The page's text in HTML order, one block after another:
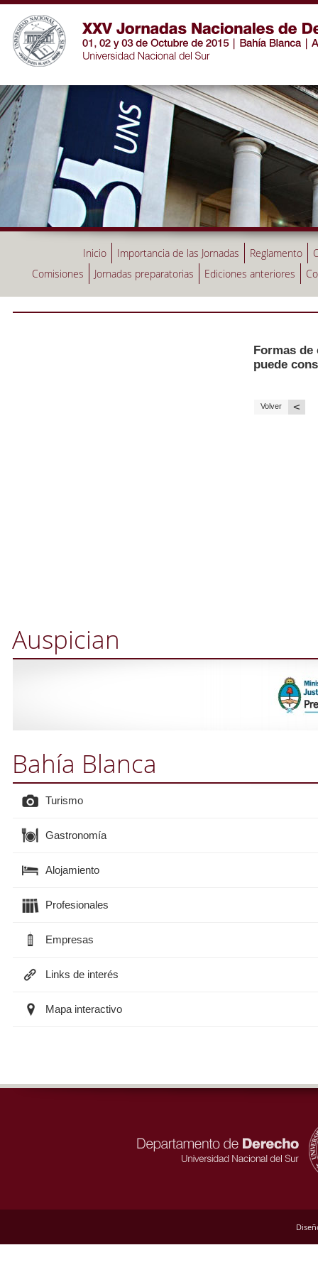
Inicio Importancia de las Jornadas Reglamento
Comisiones
Jornadas preparatorias Ediciones anteriores
Formas
puede
Volver <
Auspician
Bahía Blanca
Turismo
Gastronomía
Alojamiento
Profesionales
Empresas
Links de interés
Mapa interactivo